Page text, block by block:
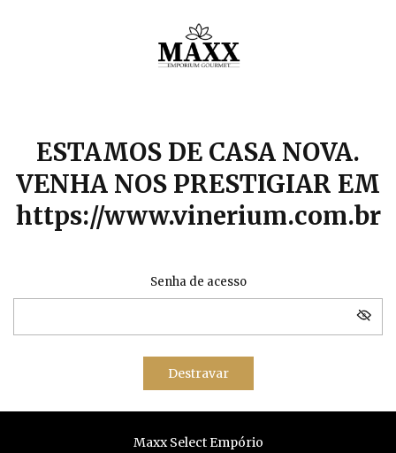
ESTAMOS DE CASA NOVA.
VENHA NOS PRESTIGIAR EM
https://www.vinerium.com.br
Senha de acesso
Destravar
Maxx Select Empório